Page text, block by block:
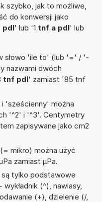
szybko, jak to możliwe,
do konwersji jako
pdl' lub '1 tnf a pdl' lub
słowo 'ile to' (lub '=' / '-
nazwami dwóch
tnf pdl' zamiast '85 tnf
'sześcienny' można
'^2' i '^3'. Centymetry
zapisywane jako cm2
mikro) można użyć
zamiast µPa.
tylko podstawowe
(^), nawiasy,
(+), dzielenie (/,